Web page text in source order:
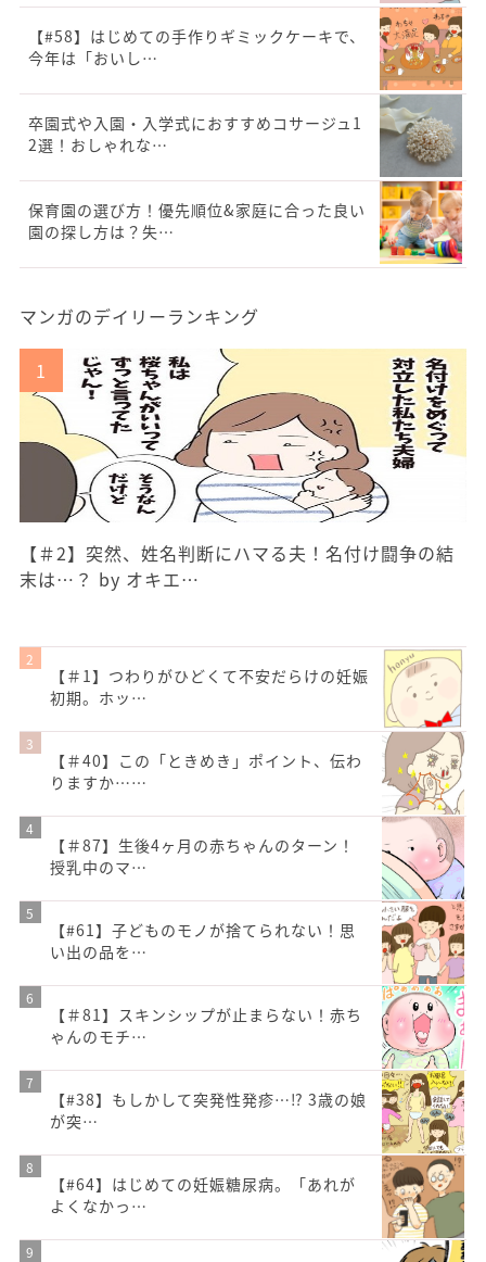
【#58】はじめての手作りギミックケーキで、
今年は「おいし…
卒園式や入園・入学式におすすめコサージュ1
2選！おしゃれな…
保育園の選び方！優先順位&家庭に合った良い
園の探し方は？失…
マンガのデイリーランキング
【＃2】突然、姓名判断にハマる夫！名付け闘争の結
末は…？ by オキエ…
【＃1】つわりがひどくて不安だらけの妊娠
初期。ホッ…
【＃40】この「ときめき」ポイント、伝わ
りますか……
【＃87】生後4ヶ月の赤ちゃんのターン！
授乳中のマ…
【#61】子どものモノが捨てられない！思
い出の品を…
【＃81】スキンシップが止まらない！赤ち
ゃんのモチ…
【#38】もしかして突発性発疹…⁉︎ 3歳の娘
が突…
【#64】はじめての妊娠糖尿病。「あれが
よくなかっ…